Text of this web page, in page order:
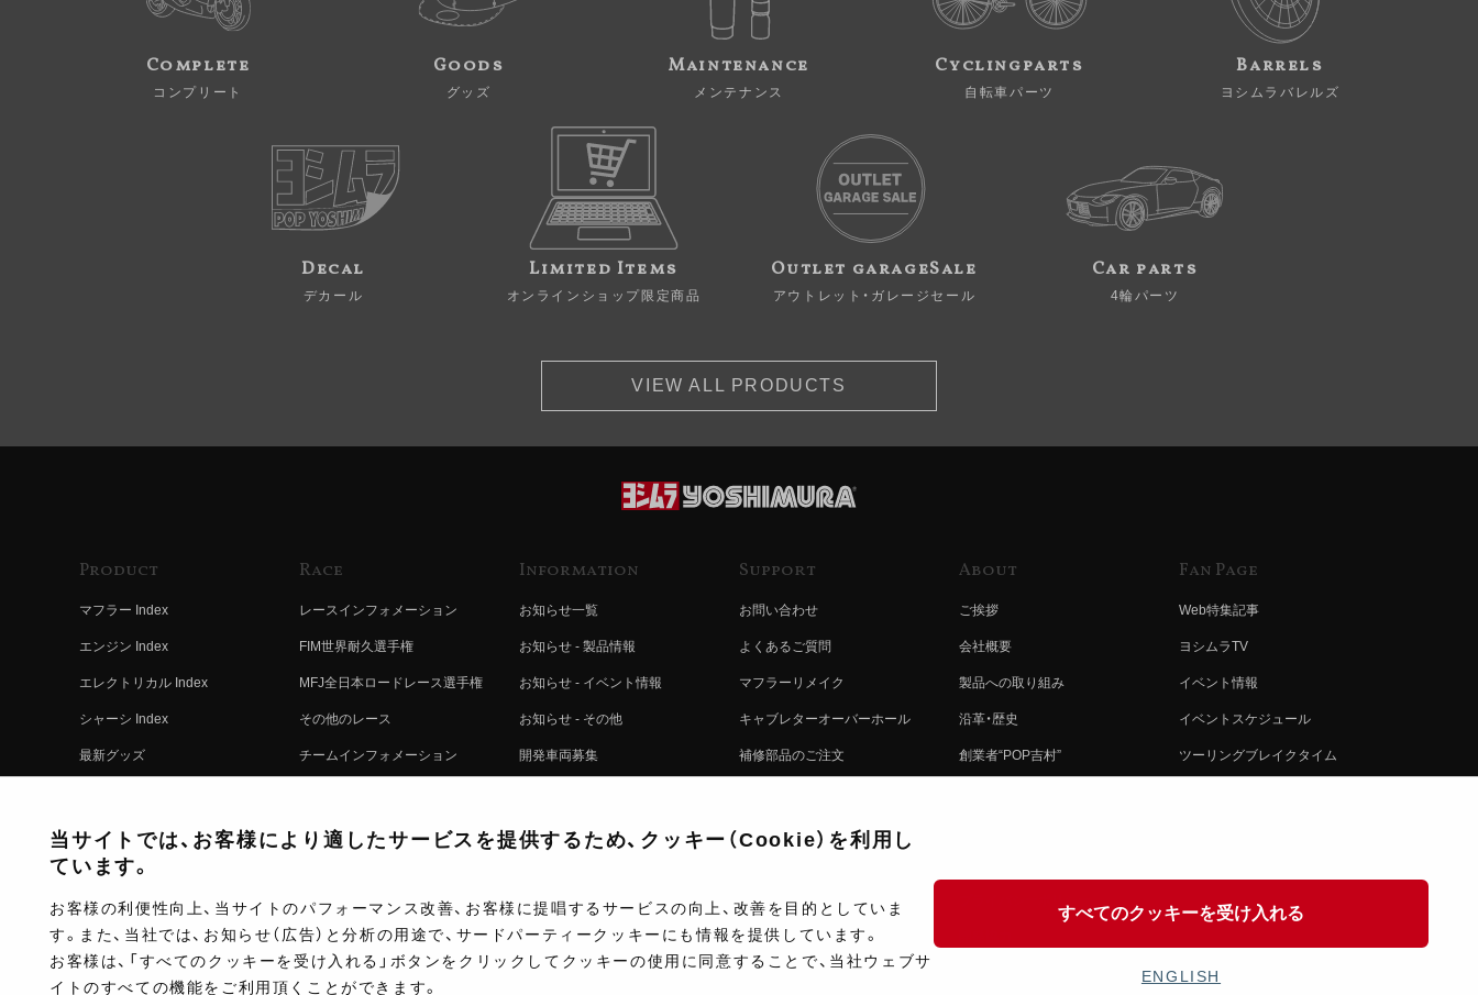
Complete
コンプリート
Goods
グッズ
Maintenance
メンテナンス
Cyclingparts
自転車パーツ
Barrels
ヨシムラバレルズ
Decal
デカール
Limited Items
オンラインショップ限定商品
Outlet garageSale
アウトレット・ガレージセール
Car parts
4輪パーツ
VIEW ALL PRODUCTS
Product
マフラー Index
エンジン Index
エレクトリカル Index
シャーシ Index
最新グッズ
コンプリート
Race
レースインフォメーション
FIM世界耐久選手権
MFJ全日本ロードレース選手権
その他のレース
チームインフォメーション
レースムービー
Information
お知らせ一覧
お知らせ - 製品情報
お知らせ - イベント情報
お知らせ - その他
開発車両募集
注文方法
Support
お問い合わせ
よくあるご質問
マフラーリメイク
キャブレターオーバーホール
補修部品のご注文
製品に関する重要なお知らせ
ポイントについて
ショップ情報
製品マニュアル検索
About
ご挨拶
会社概要
製品への取り組み
沿革・歴史
創業者“POP吉村”
Fan Page
Web特集記事
ヨシムラTV
イベント情報
イベントスケジュール
ツーリングブレイクタイム
当サイトでは、お客様により適したサービスを提供するため、クッキー（Cookie）を利用し
ています。
お客様の利便性向上、当サイトのパフォーマンス改善、お客様に提唱するサービスの向上、改善を目的としていま
す。また、当社では、お知らせ（広告）と分析の用途で、サードパーティークッキーにも情報を提供しています。
お客様は、「すべてのクッキーを受け入れる」ボタンをクリックしてクッキーの使用に同意することで、当社ウェブサ
イトのすべての機能をご利用頂くことができます。
すべてのクッキーを受け入れる
ENGLISH